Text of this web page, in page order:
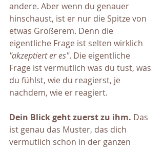
andere. Aber wenn du genauer
hinschaust, ist er nur die Spitze von
etwas Größerem. Denn die
eigentliche Frage ist selten wirklich
"akzeptiert er es". Die eigentliche
Frage ist vermutlich was du tust, was
du fühlst, wie du reagierst, je
nachdem, wie er reagiert.
Dein Blick geht zuerst zu ihm. Das
ist genau das Muster, das dich
vermutlich schon in der ganzen